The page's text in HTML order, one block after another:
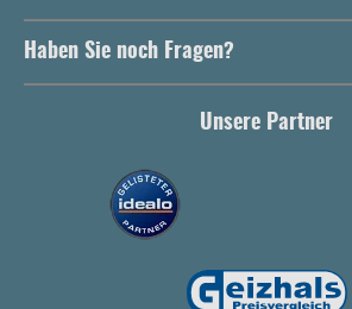
Haben Sie noch Fragen?
Unsere Partner